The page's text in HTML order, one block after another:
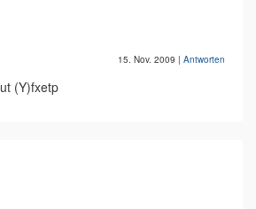
15. Nov. 2009 | Antworten
(Y)fxetp